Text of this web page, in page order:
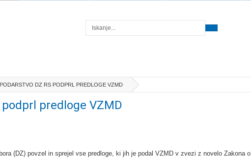
DZ RS PODPRL PREDLOGE VZMD
predloge VZMD
(DZ) povzel in sprejel vse predloge, ki jih je podal VZMD v zvezi z novelo Zakona o